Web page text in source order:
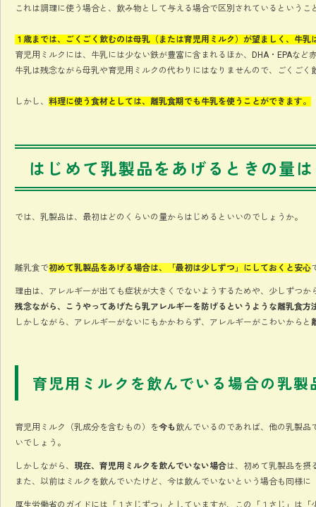
これは調理に使う場合と、飲み物として与える場合で区別されているというこ
１歳までは、ごくごく飲むのは母乳（または育児用ミルク）が望ましく、牛
育児用ミルクには、牛乳には少ない鉄が豊富に含まれるほか、DHA・EPAなど
牛乳は残念ながら母乳や育児用ミルクの代わりにはなりませんので、ごくご
しかし、 料理に使う食材としては、離乳食期でも牛乳を使うことができます。
はじめて乳製品をあげるときの量
では、乳製品は、最初はどのくらいの量からはじめるといいのでしょうか。
離乳食で初めて乳製品をあげる場合は、「最初は少しずつ」にしておくと安心
理由は、アレルギーが出ても症状が大きくでないようするためや、少しずつか
残念ながら、こうやってあげたら乳アレルギーを防げるというような離乳食方
しかしながら、アレルギーがないにもかかわらず、アレルギーがこわいからと
育児用ミルクを飲んでいる場合の乳製
育児用ミルク（乳成分を含むもの）を今も飲んでいるのであれば、他の乳製
いでしょう。
しかしながら、 現在、育児用ミルクを飲んでいない場合 は、初めて乳製品を摂
また、以前はミルクを飲んでいたけど、今は飲んでいないという場合も同様
厚生労働省のガイドには「１さじずつ」としていますが、この「１さじ」は